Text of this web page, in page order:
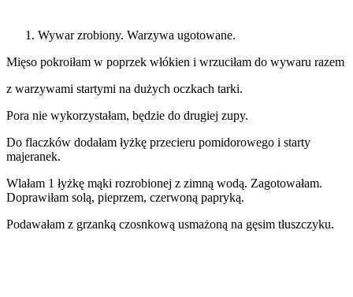
Wywar zrobiony. Warzywa ugotowane.
Mięso pokroiłam w poprzek włókien i wrzuciłam do wywaru razem
z warzywami startymi na dużych oczkach tarki.
Pora nie wykorzystałam, będzie do drugiej zupy.
Do flaczków dodałam łyżkę przecieru pomidorowego i starty
majeranek.
Wlałam 1 łyżkę mąki rozrobionej z zimną wodą. Zagotowałam.
Doprawiłam solą, pieprzem, czerwoną papryką.
Podawałam z grzanką czosnkową usmażoną na gęsim tłuszczyku.